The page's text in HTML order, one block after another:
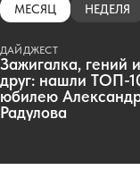
МЕСЯЦ НЕДЕЛЯ
ДАЙДЖЕСТ
Зажигалка, гений
друг: нашли ТОП-
юбилею
Радулова